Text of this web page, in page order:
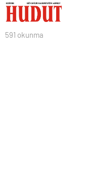
591 okunma